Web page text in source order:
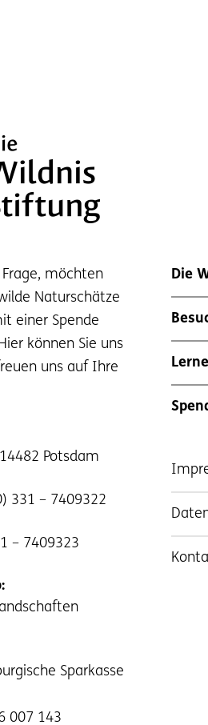
möchten
Naturschätze
einer Spende
können Sie uns
uns auf Ihre
Potsdam
331 – 7409322
– 7409323
Sparkasse
007 143
Die